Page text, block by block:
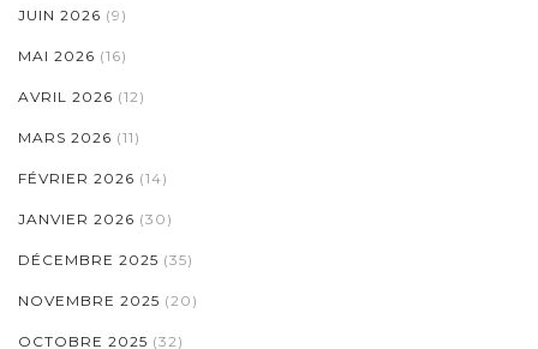
JUIN 2026 (9)
MAI 2026 (16)
AVRIL 2026 (12)
MARS 2026 (11)
FÉVRIER 2026 (14)
JANVIER 2026 (30)
DÉCEMBRE 2025 (35)
NOVEMBRE 2025 (20)
OCTOBRE 2025 (32)